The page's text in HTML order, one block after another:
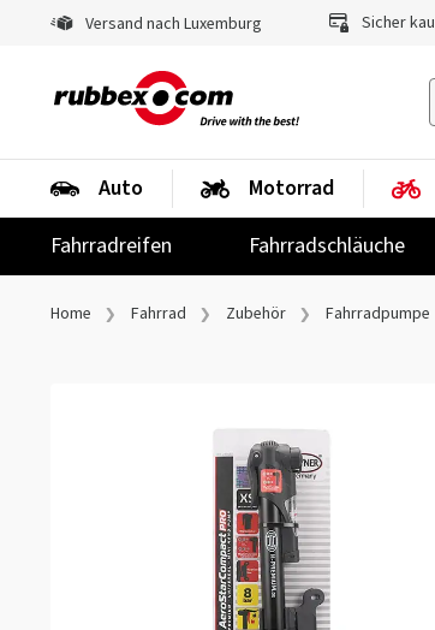
Versand nach Luxemburg Sicher
Auto Motorrad
Fahrradreifen
Fahrradschläuche
Home Fahrrad Zubehör Fahrradpumpe